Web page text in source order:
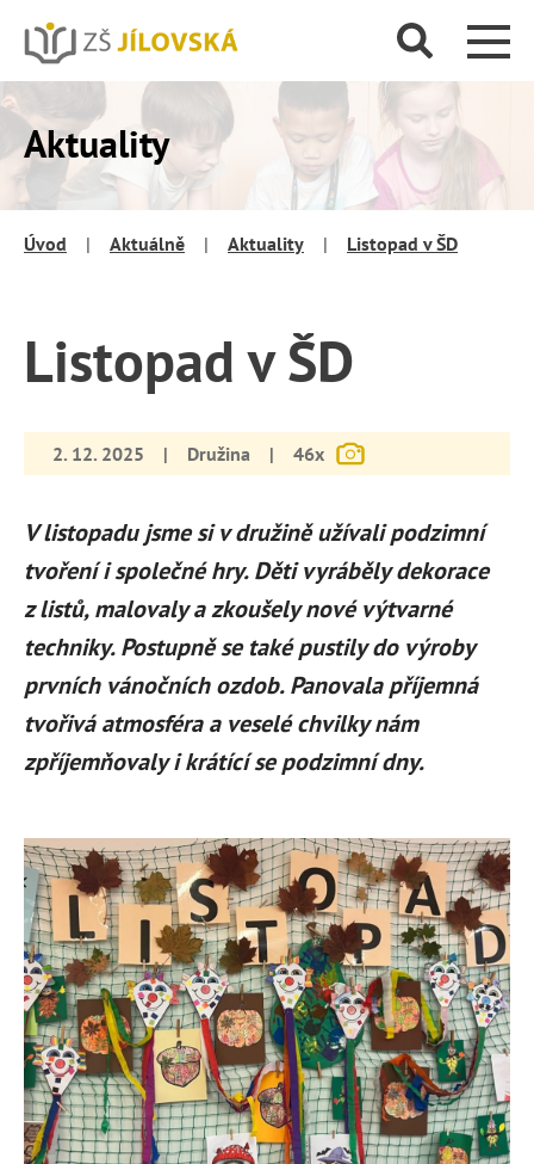
Aktuality
Úvod | Aktuálně | Aktuality | Listopad v ŠD
Listopad v ŠD
2. 12. 2025 | Družina | 46x
V listopadu jsme si v družině užívali podzimní
tvoření i společné hry. Děti vyráběly dekorace
z listů, malovaly a zkoušely nové výtvarné
techniky. Postupně se také pustily do výroby
prvních vánočních ozdob. Panovala příjemná
tvořivá atmosféra a veselé chvilky nám
zpříjemňovaly i krátící se podzimní dny.